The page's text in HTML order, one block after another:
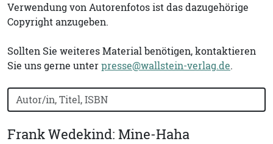
Verwendung von Autorenfotos ist das dazugehörige
Copyright anzugeben.
Sollten Sie weiteres Material benötigen, kontaktieren
Sie uns gerne unterpresse@wallstein-verlag.de.
Bücher nach Buchtitel, Autorennamen oder ISBN
Frank Wedekind: Mine-Haha